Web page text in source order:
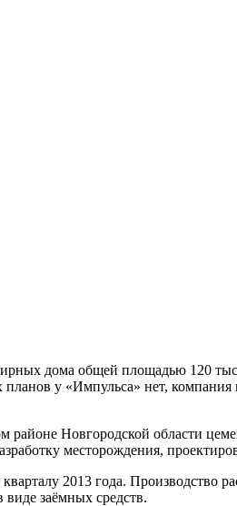
дома общей площадью 120
у «Импульса» нет, компания
Новгородской области
месторождения,
2013 года. Производство
заёмных средств.